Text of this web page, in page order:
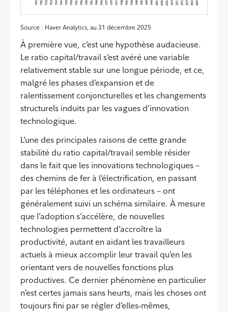
Source : Haver Analytics, au 31 décembre 2025
À première vue, c’est une hypothèse audacieuse.
Le ratio capital/travail s’est avéré une variable
relativement stable sur une longue période, et ce,
malgré les phases d’expansion et de
ralentissement conjoncturelles et les changements
structurels induits par les vagues d’innovation
technologique.
L’une des principales raisons de cette grande
stabilité du ratio capital/travail semble résider
dans le fait que les innovations technologiques –
des chemins de fer à l’électrification, en passant
par les téléphones et les ordinateurs – ont
généralement suivi un schéma similaire. À mesure
que l’adoption s’accélère, de nouvelles
technologies permettent d’accroître la
productivité, autant en aidant les travailleurs
actuels à mieux accomplir leur travail qu’en les
orientant vers de nouvelles fonctions plus
productives. Ce dernier phénomène en particulier
n’est certes jamais sans heurts, mais les choses ont
toujours fini par se régler d’elles‑mêmes,